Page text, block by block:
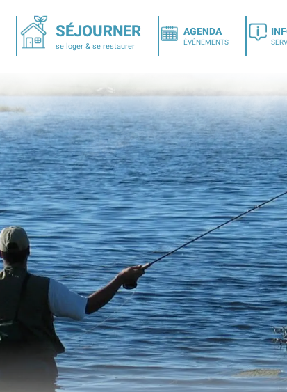
SÉJOURNER
se loger & se restaurer
AGENDA
ÉVÉNEMENTS